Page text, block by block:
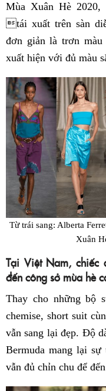
Mùa Xuân Hè 2020,
tái xuất trên sàn
đơn giản là trơn màu
xuất hiện với đủ màu
Từ trái sang: Alberta
Xuân
Tại Việt Nam, chiếc
đến công sở mùa hè
Thay cho những bộ
chemise, short suit
vẫn sang lại đẹp. Độ
Bermuda mang lại sự
vẫn đủ chỉn chu để